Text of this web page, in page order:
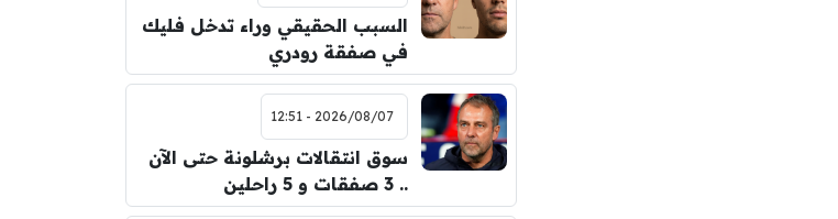
السبب الحقيقي وراء تدخل فليك
في صفقة رودري
2026/08/07 - 12:51
سوق انتقالات برشلونة حتى الآن
.. 3 صفقات و 5 راحلين